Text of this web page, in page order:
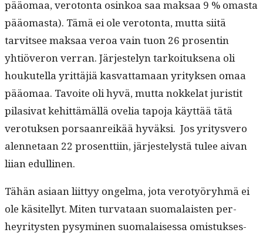
pääo­maa, vero­ton­ta osinkoa saa mak­saa 9 % omas­ta
pääo­mas­ta). Tämä ei ole vero­ton­ta, mut­ta siitä
tarvit­see mak­saa veroa vain tuon 26 pros­entin
yhtiöveron ver­ran. Jär­jeste­lyn tarkoituk­se­na oli
houkutel­la yrit­täjiä kas­vat­ta­maan yri­tyk­sen omaa
pääo­maa. Tavoite oli hyvä, mut­ta nokke­lat juris­tit
pila­si­vat kehit­tämäl­lä ovelia tapo­ja käyt­tää tätä
vero­tuk­sen por­saan­reikää hyväk­si. Jos yri­tysvero
alen­netaan 22 pros­ent­ti­in, jär­jestelystä tulee aivan
liian edullinen.
Tähän asi­aan liit­tyy ongel­ma, jota verotyöryh­mä ei
ole käsitel­lyt. Miten tur­vataan suo­ma­lais­ten per­
heyri­tys­ten pysymi­nen suo­ma­laises­sa omis­tuk­ses­